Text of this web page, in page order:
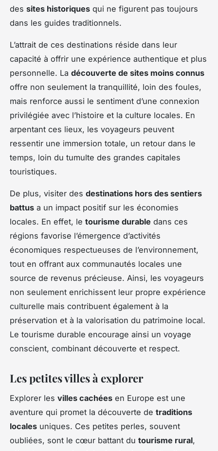
des sites historiques qui ne figurent pas toujours
dans les guides traditionnels.
L’attrait de ces destinations réside dans leur
capacité à offrir une expérience authentique et plus
personnelle. La découverte de sites moins connus
offre non seulement la tranquillité, loin des foules,
mais renforce aussi le sentiment d’une connexion
privilégiée avec l’histoire et la culture locales. En
arpentant ces lieux, les voyageurs peuvent
ressentir une immersion totale, un retour dans le
temps, loin du tumulte des grandes capitales
touristiques.
De plus, visiter des destinations hors des sentiers
battus a un impact positif sur les économies
locales. En effet, le tourisme durable dans ces
régions favorise l’émergence d’activités
économiques respectueuses de l’environnement,
tout en offrant aux communautés locales une
source de revenus précieuse. Ainsi, les voyageurs
non seulement enrichissent leur propre expérience
culturelle mais contribuent également à la
préservation et à la valorisation du patrimoine local.
Le tourisme durable encourage ainsi un voyage
conscient, combinant découverte et respect.
Les petites villes à explorer
Explorer les villes cachées en Europe est une
aventure qui promet la découverte de traditions
locales uniques. Ces petites perles, souvent
oubliées, sont le cœur battant du tourisme rural,